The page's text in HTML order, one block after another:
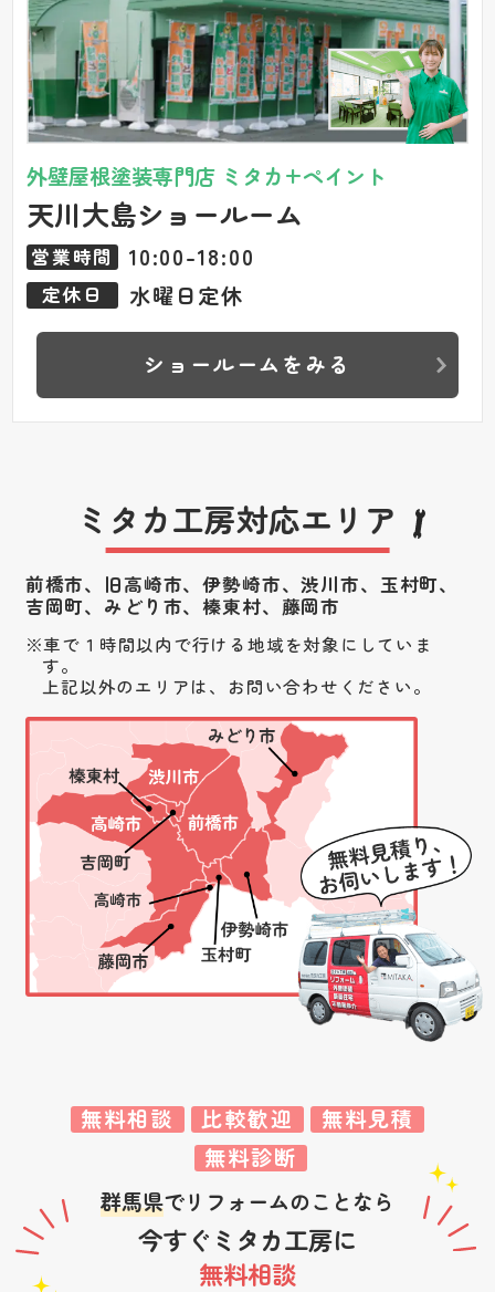
外壁屋根塗装専門店 ミタカ+ペイント
天川大島ショールーム
営業時間 10:00-18:00
定休日 水曜日定休
ショールームをみる
ミタカ工房対応エリア
前橋市、旧高崎市、伊勢崎市、渋川市、 玉村町、
吉岡町、みどり市、榛東村、藤岡市
車で１時間以内で行ける地域を対象にしていま
す。
上記以外のエリアは、お問い合わせください。
無料相談 比較歓迎
無料見積
無料診断
群馬県でリフォームのことなら
今すぐミタカ工房に
無料相談